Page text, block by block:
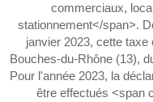
commerciaux,
stationnement</span>.
janvier 2023, cette
Bouches-du-Rhône (13),
Pour l'année 2023, la
être effectués <span